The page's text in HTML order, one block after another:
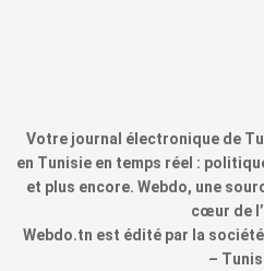
Votre journal électronique de
en Tunisie en temps réel :
et plus encore. Webdo, une
cœur de
Webdo.tn est édité par la société
–